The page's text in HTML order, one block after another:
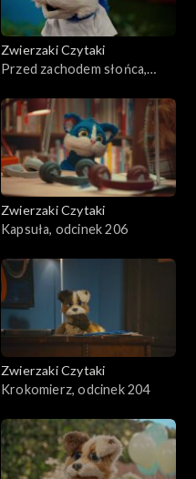
Zwierzaki Czytaki
Przed zachodem słońca,
Zwierzaki Czytaki
Kapsuła, odcinek 206
Zwierzaki Czytaki
Krokomierz, odcinek 204